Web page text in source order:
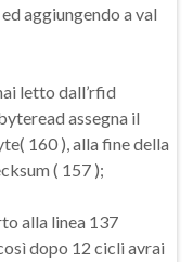
aggiungendo a val
letto dall’rfid
assegna il
160 ), alla fine della
( 157 );
alla linea 137
dopo 12 cicli avrai